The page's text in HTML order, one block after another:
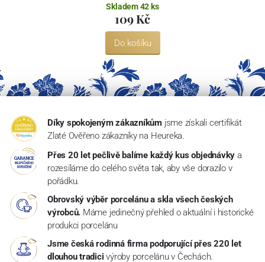
Skladem 42 ks
109 Kč
Do košíku
Díky spokojeným zákazníkům jsme získali certifikát
Zlaté Ověřeno zákazníky na Heureka.
Přes 20 let pečlivě balíme každý kus objednávky a
rozesíláme do celého světa tak, aby vše dorazilo v
pořádku.
Obrovský výběr porcelánu a skla všech českých
výrobců. Máme jedinečný přehled o aktuální i historické
produkci porcelánu
Jsme česká rodinná firma podporující přes 220 let
dlouhou tradici výroby porcelánu v Čechách.